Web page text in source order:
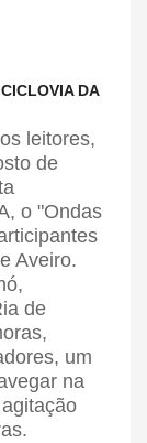
DA
leitores,
de
o "Ondas
Aveiro.
de
um
na